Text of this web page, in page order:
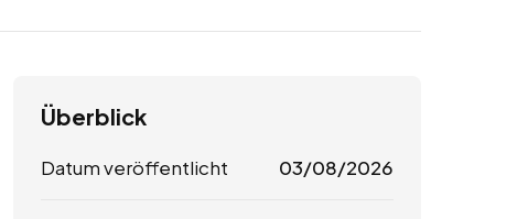
Überblick
Datum veröffentlicht 03/08/2026